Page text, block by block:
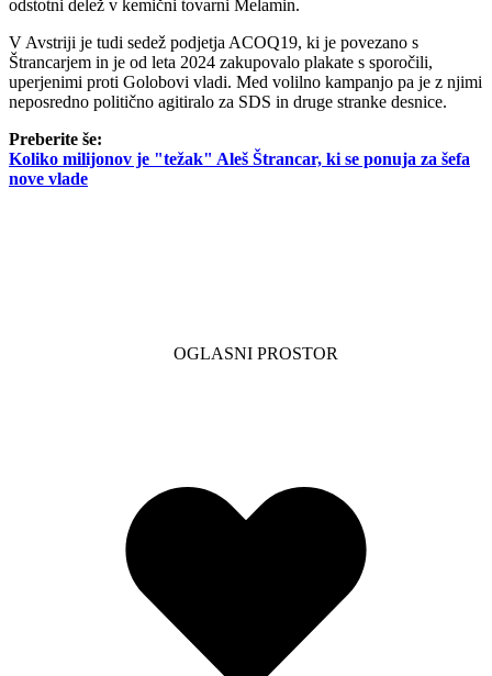
odstotni delež v kemični tovarni Melamin.
V Avstriji je tudi sedež podjetja ACOQ19, ki je povezano s
Štrancarjem in je od leta 2024 zakupovalo plakate s sporočili,
uperjenimi proti Golobovi vladi. Med volilno kampanjo pa je z njimi
neposredno politično agitiralo za SDS in druge stranke desnice.
Preberite še:
Koliko milijonov je "težak" Aleš Štrancar, ki se ponuja za šefa
nove vlade